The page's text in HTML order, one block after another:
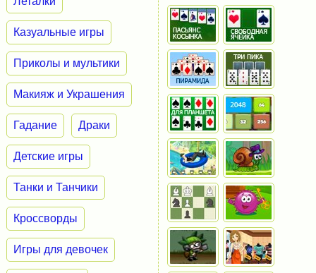
Казуальные игры
Приколы и мультики
Макияж и Украшения
Гадание Драки
Детские игры
Танки и Танчики
Кроссворды
Игры для девочек